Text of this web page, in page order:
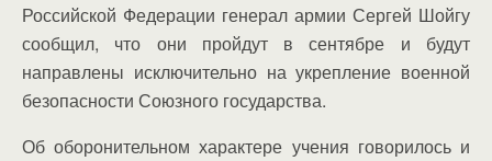
Российской Федерации генерал армии Сергей Шойгу
сообщил, что они пройдут в сентябре и будут
направлены исключительно на укрепление военной
безопасности Союзного государства.
Об оборонительном характере учения говорилось и